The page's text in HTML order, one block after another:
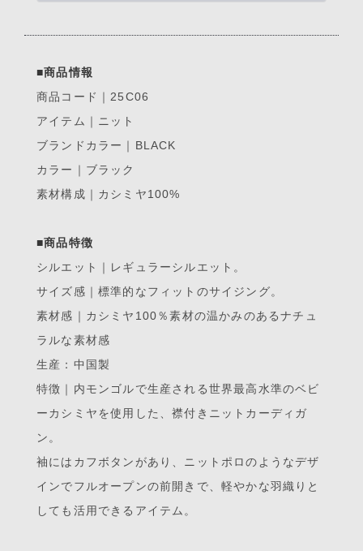
■商品情報
商品コード｜25C06
アイテム｜ニット
ブランドカラー｜BLACK
カラー｜ブラック
素材構成｜カシミヤ100%
■商品特徴
シルエット｜レギュラーシルエット。
サイズ感｜標準的なフィットのサイジング。
素材感｜カシミヤ100％素材の温かみのあるナチュ
ラルな素材感
生産：中国製
特徴｜内モンゴルで生産される世界最高水準のベビ
ーカシミヤを使用した、襟付きニットカーディガ
ン。
袖にはカフボタンがあり、ニットポロのようなデザ
インでフルオープンの前開きで、軽やかな羽織りと
しても活用できるアイテム。